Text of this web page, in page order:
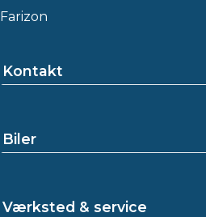
Farizon
Kontakt
Biler
Værksted & service